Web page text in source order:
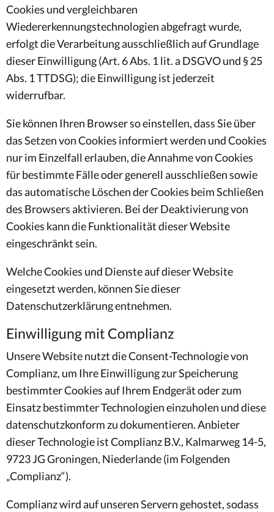
Cookies und vergleichbaren
Wiedererkennungstechnologien abgefragt wurde,
erfolgt die Verarbeitung ausschließlich auf Grundlage
dieser Einwilligung (Art. 6 Abs. 1 lit. a DSGVO und § 25
Abs. 1 TTDSG); die Einwilligung ist jederzeit
widerrufbar.
Sie können Ihren Browser so einstellen, dass Sie über
das Setzen von Cookies informiert werden und Cookies
nur im Einzelfall erlauben, die Annahme von Cookies
für bestimmte Fälle oder generell ausschließen sowie
das automatische Löschen der Cookies beim Schließen
des Browsers aktivieren. Bei der Deaktivierung von
Cookies kann die Funktionalität dieser Website
eingeschränkt sein.
Welche Cookies und Dienste auf dieser Website
eingesetzt werden, können Sie dieser
Datenschutzerklärung entnehmen.
Einwilligung mit Complianz
Unsere Website nutzt die Consent-Technologie von
Complianz, um Ihre Einwilligung zur Speicherung
bestimmter Cookies auf Ihrem Endgerät oder zum
Einsatz bestimmter Technologien einzuholen und diese
datenschutzkonform zu dokumentieren. Anbieter
dieser Technologie ist Complianz B.V., Kalmarweg 14-5,
9723 JG Groningen, Niederlande (im Folgenden
„Complianz“).
Complianz wird auf unseren Servern gehostet, sodass